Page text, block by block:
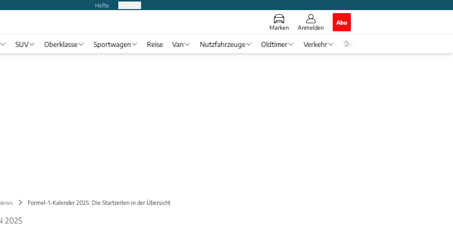
Hefte
Marken Anmelden
Abo
SUV Oberklasse Sportwagen Reise Van Nutzfahrzeuge Oldtimer Verkehr Tech & Zukunft
Formel-1-Kalender 2025: Die Startzeiten in der Übersicht
2025